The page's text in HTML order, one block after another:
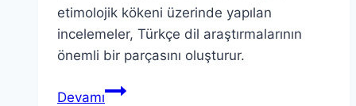
etimolojik kökeni üzerinde yapılan
incelemeler, Türkçe dil araştırmalarının
önemli bir parçasını oluşturur.
DevamıTeori: